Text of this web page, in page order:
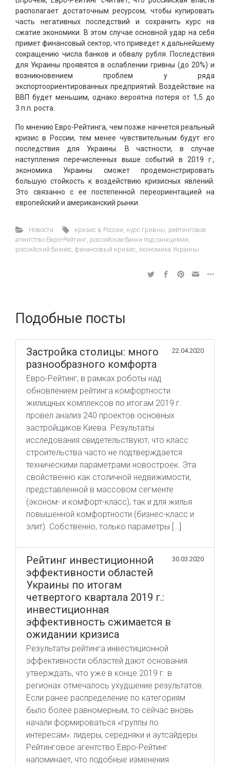
располагает достаточным ресурсом, чтобы купировать
часть негативных последствий и сохранить курс на
сжатие экономики. В этом случае основной удар на себя
примет финансовый сектор, что приведет к дальнейшему
сокращению числа банков и обвалу рубля. Последствия
для Украины проявятся в ослаблении гривны (до 20%) и
возникновением проблем у ряда
экспортоориентированных предприятий. Воздействие на
ВВП будет меньшим, однако вероятна потеря от 1,5 до
3 п.п. роста.
По мнению Евро-Рейтинга, чем позже начнется реальный
кризис в России, тем менее чувствительным будут его
последствия для Украины. В частности, в случае
наступления перечисленных выше событий в 2019 г.,
экономика Украины сможет продемонстрировать
большую стойкость к воздействию кризисных явлений.
Это связанно с ее постепенной переориентацией на
европейский и американский рынки.
Новости кризис в России курс гривны рейтинговое
агентство Евро-Рейтинг российские банки под санкциями
российский бизнес финансовый кризис экономика Украины
Подобные посты
Застройка столицы: много
разнообразного комфорта
22.04.2020
Евро-Рейтинг, в рамках роботы над
обновлением рейтинга комфортности
жилищных комплексов по итогам 2019 г.
провел анализ 240 проектов основных
застройщиков Киева. Результаты
исследования свидетельствуют, что класс
строительства часто не подтверждается
техническими параметрами новостроек. Эта
свойственно как столичной недвижимости,
представленной в массовом сегменте
(эконом- и комфорт-класс), так и для жилья
повышенной комфортности (бизнес-класс и
элит). Собственно, только параметры […]
Рейтинг инвестиционной
эффективности областей
Украины по итогам
четвертого квартала 2019 г.:
инвестиционная
эффективность сжимается в
ожидании кризиса
30.03.2020
Результаты рейтинга инвестиционной
эффективности областей дают основания
утверждать, что уже в конце 2019 г. в
регионах отмечалось ухудшение результатов.
Если ранее распределение по категориям
было более равномерным, то сейчас вновь
начали формироваться «группы по
интересам»: лидеры, середняки и аутсайдеры.
Рейтинговое агентство Евро-Рейтинг
напоминает, что подобные изменения